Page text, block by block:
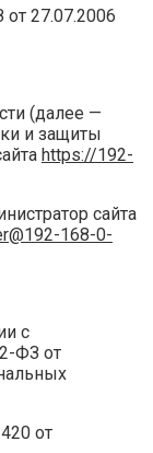
от 27.07.2006
(далее —
и защиты
https://192-
сайта
168-0-
с
ФЗ от
от